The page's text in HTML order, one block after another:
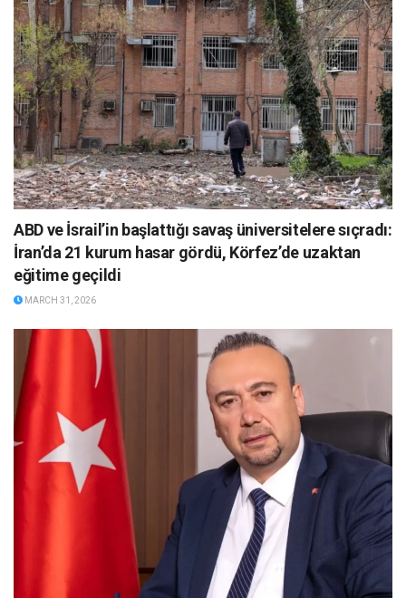
ABD ve İsrail’in başlattığı savaş üniversitelere sıçradı:
İran’da 21 kurum hasar gördü, Körfez’de uzaktan
eğitime geçildi
MARCH 31, 2026